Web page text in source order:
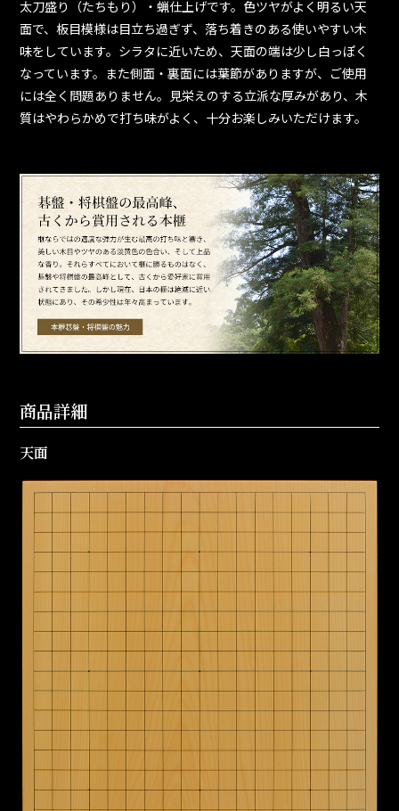
太刀盛り（たちもり）・蝋仕上げです。色ツヤがよく明るい天
面で、板目模様は目立ち過ぎず、落ち着きのある使いやすい木
味をしています。シラタに近いため、天面の端は少し白っぽく
なっています。また側面・裏面には葉節がありますが、ご使用
には全く問題ありません。見栄えのする立派な厚みがあり、木
質はやわらかめで打ち味がよく、十分お楽しみいただけます。
商品詳細
天面